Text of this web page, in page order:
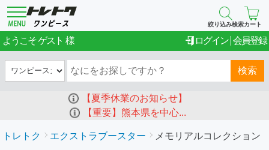
絞り込み検索カート
ようこそゲスト ログイン 会員登録
検索
【夏季休業のお知らせ】
【重要】熊本県を中心...
トレトク エクストラブースター メモリアルコレクション